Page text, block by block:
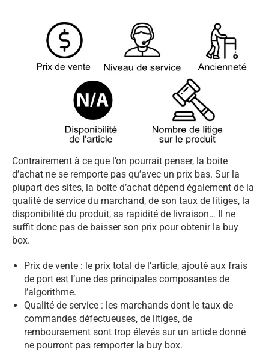
Contrairement à ce que l’on pourrait penser, la boite
d’achat ne se remporte pas qu’avec un prix bas. Sur la
plupart des sites, la boite d’achat dépend également de la
qualité de service du marchand, de son taux de litiges, la
disponibilité du produit, sa rapidité de livraison… Il ne
suffit donc pas de baisser son prix pour obtenir la buy
box.
Prix de vente : le prix total de l’article, ajouté aux frais
de port est l’une des principales composantes de
l’algorithme.
Qualité de service : les marchands dont le taux de
commandes défectueuses, de litiges, de
remboursement sont trop élevés sur un article donné
ne pourront pas remporter la buy box.